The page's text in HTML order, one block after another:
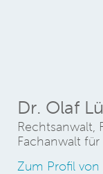
Dr. Olaf
Rechtsanwalt,
Fachanwalt
Zum Profil von